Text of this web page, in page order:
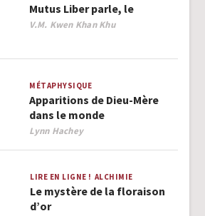
Mutus Liber parle, le
Author
V.M. Kwen Khan Khu
MÉTAPHYSIQUE
Apparitions de Dieu-Mère
dans le monde
Author
Lynn Hachey
LIRE EN LIGNE ! ALCHIMIE
Le mystère de la floraison
d’or